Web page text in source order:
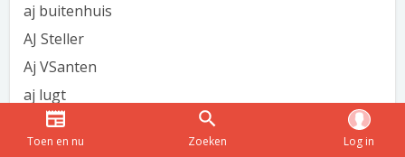
aj buitenhuis
AJ Steller
Aj VSanten
aj lugt
AJ van den Ham
AJ van Loo
Toen en nu Zoeken Log in